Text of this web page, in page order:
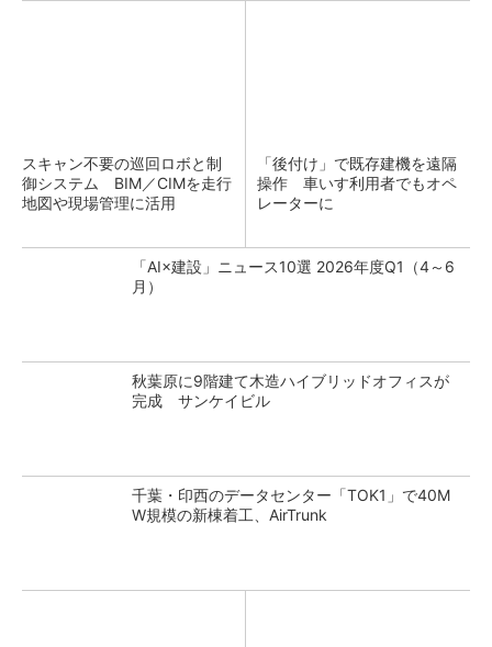
スキャン不要の巡回ロボと制
御システム BIM／CIMを走行
地図や現場管理に活用
「後付け」で既存建機を遠隔
操作 車いす利用者でもオペ
レーターに
「AI×建設」ニュース10選 2026年度Q1（4～6
月）
秋葉原に9階建て木造ハイブリッドオフィスが
完成 サンケイビル
千葉・印西のデータセンター「TOK1」で40M
W規模の新棟着工、AirTrunk